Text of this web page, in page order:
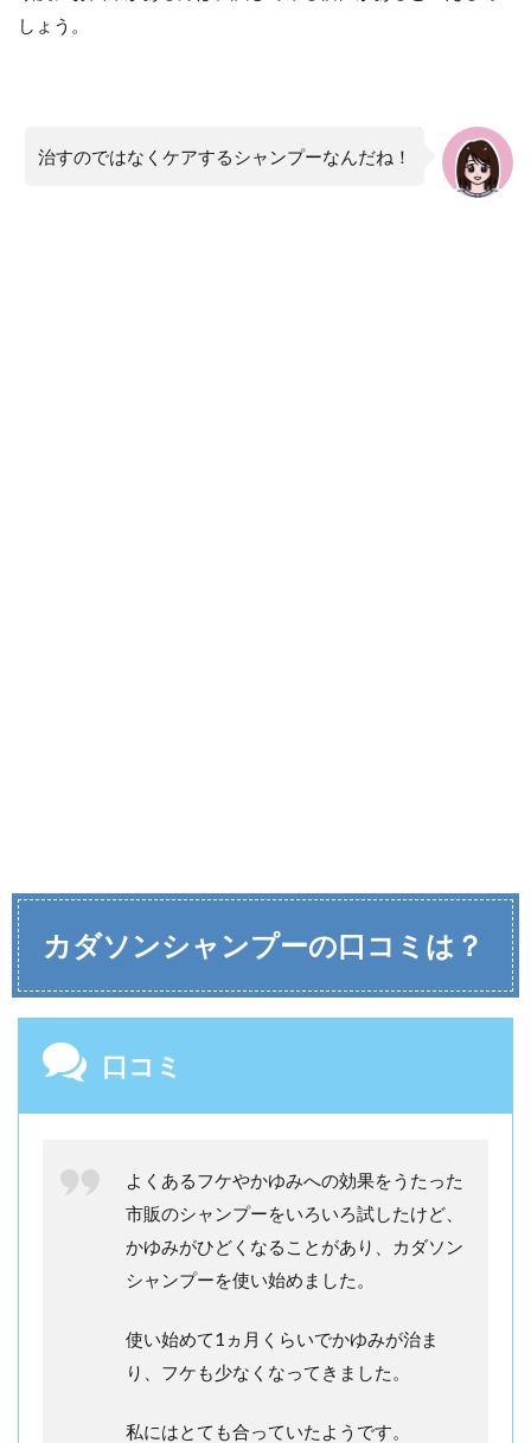
しょう。
治すのではなくケアするシャンプーなんだね！
カダソンシャンプーの口コミは？
口コミ
よくあるフケやかゆみへの効果をうたった
市販のシャンプーをいろいろ試したけど、
かゆみがひどくなることがあり、カダソン
シャンプーを使い始めました。
使い始めて1ヵ月くらいでかゆみが治ま
り、フケも少なくなってきました。
私にはとても合っていたようです。